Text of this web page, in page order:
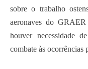
sobre o trabalho
aeronaves do
houver necessidade
combate às ocorrências